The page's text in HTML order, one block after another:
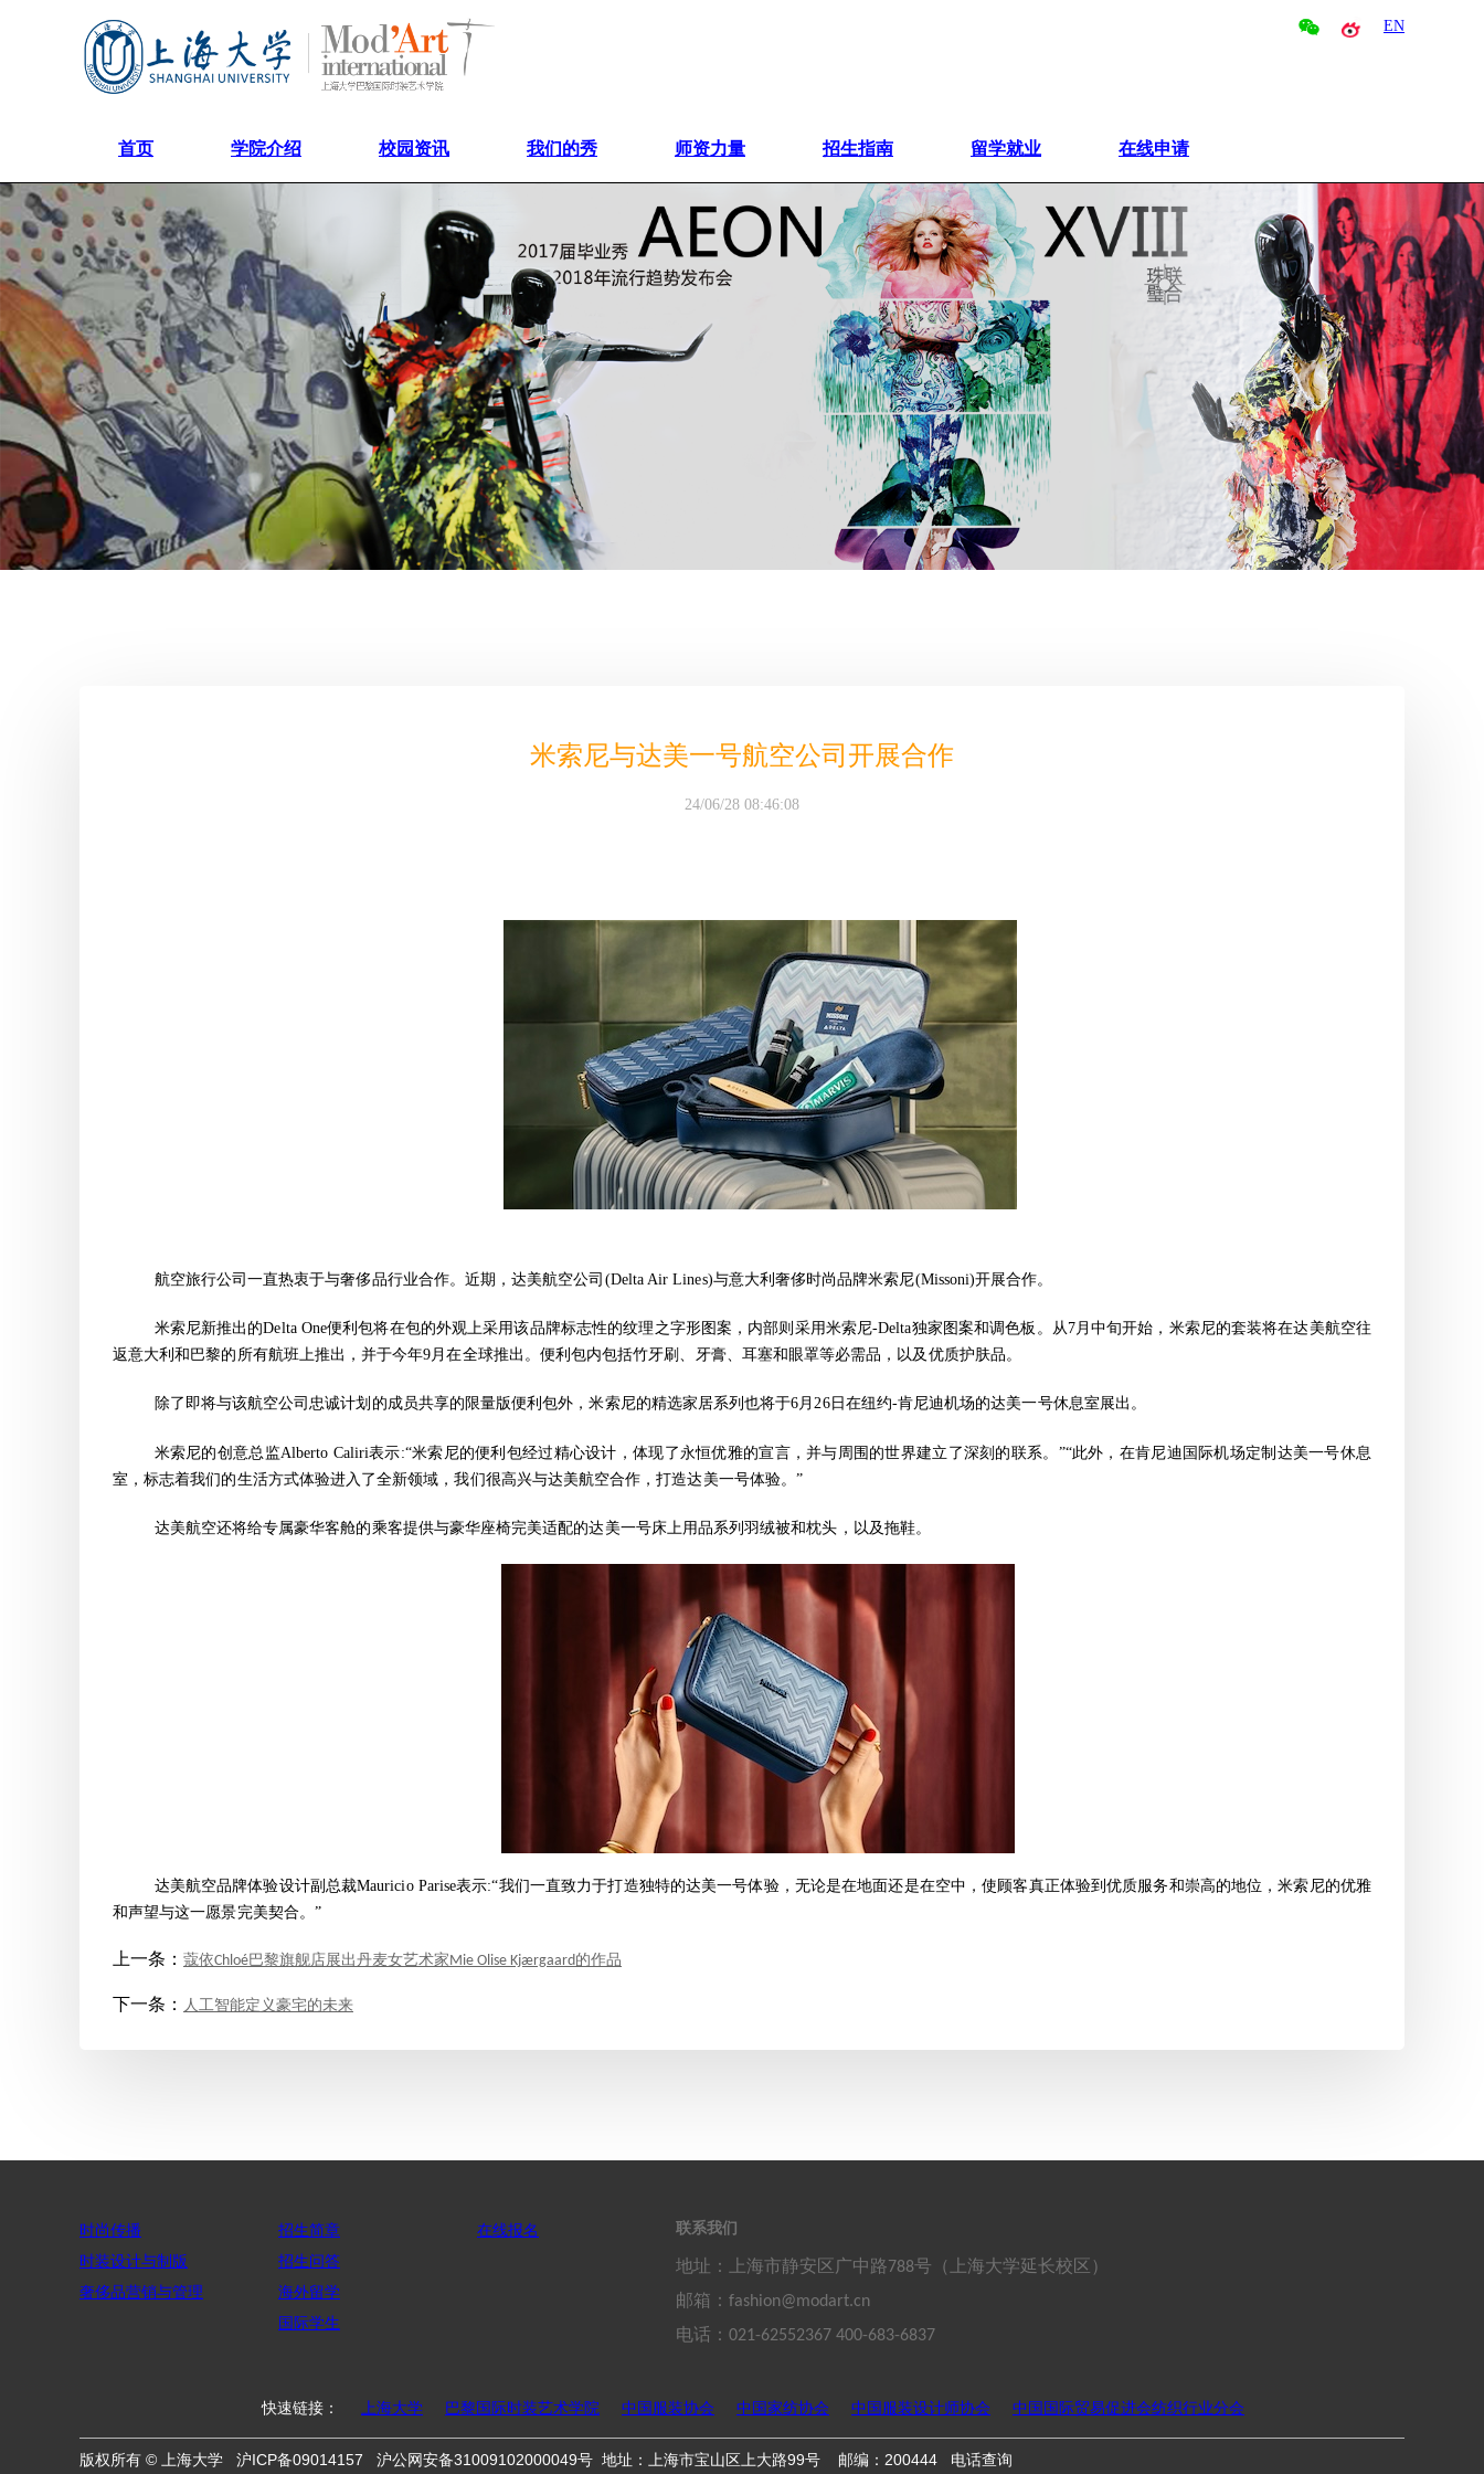
EN
首页 学院介绍 校园资讯 我们的秀 师资力量 招生指南 留学就业 在线申请
米索尼与达美一号航空公司开展合作
24/06/28 08:46:08
航空旅行公司一直热衷于与奢侈品行业合作。近期，达美航空公司(Delta Air Lines)与意大利奢侈时尚品牌米索尼(Missoni)开展合作。
米索尼新推出的Delta One便利包将在包的外观上采用该品牌标志性的纹理之字形图案，内部则采用米索尼-Delta独家图案和调色板。从7月中旬开始，米索尼的套装将在达美航空往
返意大利和巴黎的所有航班上推出，并于今年9月在全球推出。便利包内包括竹牙刷、牙膏、耳塞和眼罩等必需品，以及优质护肤品。
除了即将与该航空公司忠诚计划的成员共享的限量版便利包外，米索尼的精选家居系列也将于6月26日在纽约-肯尼迪机场的达美一号休息室展出。
米索尼的创意总监Alberto Caliri表示:“米索尼的便利包经过精心设计，体现了永恒优雅的宣言，并与周围的世界建立了深刻的联系。”“此外，在肯尼迪国际机场定制达美一号休息
室，标志着我们的生活方式体验进入了全新领域，我们很高兴与达美航空合作，打造达美一号体验。”
达美航空还将给专属豪华客舱的乘客提供与豪华座椅完美适配的达美一号床上用品系列羽绒被和枕头，以及拖鞋。
达美航空品牌体验设计副总裁Mauricio Parise表示:“我们一直致力于打造独特的达美一号体验，无论是在地面还是在空中，使顾客真正体验到优质服务和崇高的地位，米索尼的优雅
和声望与这一愿景完美契合。”
上一条： 蔻依Chloé巴黎旗舰店展出丹麦女艺术家Mie Olise Kjærgaard的作品
下一条： 人工智能定义豪宅的未来
时尚传播
时装设计与制版
奢侈品营销与管理
招生简章
招生问答
海外留学
国际学生
在线报名 联系我们
地址：上海市静安区广中路788号（上海大学延长校区）
邮箱：fashion@modart.cn
电话：021-62552367 400-683-6837
快速链接： 上海大学 巴黎国际时装艺术学院 中国服装协会 中国家纺协会 中国服装设计师协会 中国国际贸易促进会纺织行业分会
版权所有 © 上海大学 沪ICP备09014157 沪公网安备31009102000049号 地址：上海市宝山区上大路99号 邮编：200444 电话查询